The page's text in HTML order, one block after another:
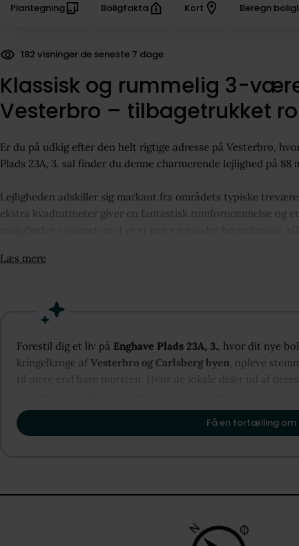
Plantegning Boligfakta Kort Beregn
182 visninger de seneste 7 dage
Klassisk og rummelig 3-
Vesterbro – tilbagetrukket
Er du på udkig efter den helt rigtige adresse på Vesterbro,
Plads 23A, 3. sal finder du denne charmerende lejlighed på 88
Lejligheden adskiller sig markant fra områdets typiske
ekstra kvadratmeter giver en fantastisk rumfornemmelse og
vægt på god arbejdsplads og funktionelle løsninger.
skulle gå på kompromis med skabsplads eller kontorhjørne.
naturligt rummer plads til både en hyggelig sofaafdeling og
Selvom du flytter ind på en af Vesterbros mest eftertragtede
gadestøj. Lejligheden er trukket perfekt tilbage fra selve
Læs mere
Forestil dig et liv på Enghave Plads 23A, 3., hvor dit nye
kringelkroge afVesterbro og Carlsberg byen, opleve
til mere end bare mursten. Hvor de lokale deler ud af
og vi glæder os til at vise dig, hvordan Vesterbro og
Få en fortælling om